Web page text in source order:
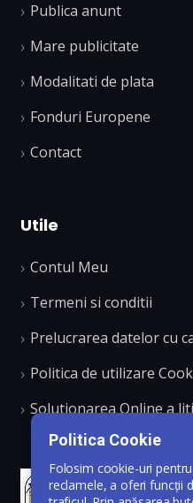
Publica anunt
Mare publicitate
Modalitati de plata
Fonduri Europene
Contact
Utile
Contul Meu
Termeni si conditii
Prelucrarea datelor cu
Politica de utilizare
Solutionarea Online a
Politica Cookie
Folosim cookie-uri
reclamele, a oferi funcții